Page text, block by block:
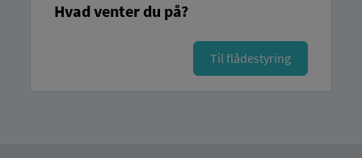
Hvad venter du på?
Til flådestyring